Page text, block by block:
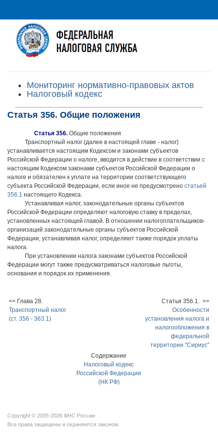
Мониторинг нормативно-правовых актов
Налоговый кодекс
Статья 356. Общие положения
Статья 356. Общие положения
Транспортный налог (далее в настоящей главе - налог)
устанавливается настоящим Кодексом и законами субъектов
Российской Федерации о налоге, вводится в действие в соответствии с
настоящим Кодексом законами субъектов Российской Федерации о
налоге и обязателен к уплате на территории соответствующего
субъекта Российской Федерации, если иное не предусмотрено статьей
356.1 настоящего Кодекса.
Устанавливая налог, законодательные органы субъектов
Российской Федерации определяют налоговую ставку в пределах,
установленных настоящей главой. В отношении налогоплательщиков-
организаций законодательные органы субъектов Российской
Федерации, устанавливая налог, определяют также порядок уплаты
налога.
При установлении налога законами субъектов Российской
Федерации могут также предусматриваться налоговые льготы,
основания и порядок их применения.
<< Глава 28.
Транспортный налог
(ст. 356 - 363.1)
Статья 356.1. >>
Особенности
установления налога и
налогообложения в
федеральной
территории "Сириус"
Содержание
Налоговый кодекс
Российской Федерации
(НК РФ)
Copyright © 2005-2026 ФНС России
Все права защищены и охраняются законом.